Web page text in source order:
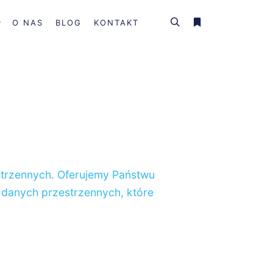
O NAS BLOG KONTAKT
Oferujemy Państwu
przestrzennych, które